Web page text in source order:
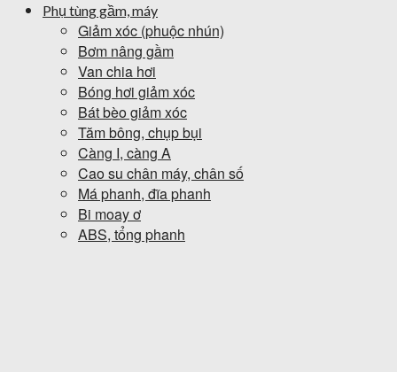
Phụ tùng gầm, máy
Giảm xóc (phuộc nhún)
Bơm nâng gầm
Van chia hơi
Bóng hơi giảm xóc
Bát bèo giảm xóc
Tăm bông, chụp bụi
Càng I, càng A
Cao su chân máy, chân số
Má phanh, đĩa phanh
Bi moay ơ
ABS, tổng phanh